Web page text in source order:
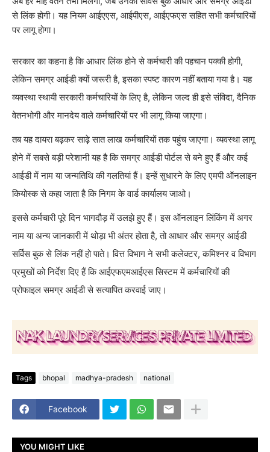
से लिंक होगी। यह नियम आईएएस, आईपीएस, आईएफएस सहित सभी कर्मचारियों
पर लागू होगा।
सरकार का कहना है कि आधार लिंक होने से कर्मचारी की पहचान पक्की होगी,
लेकिन समग्र आईडी क्यों जरूरी है, इसका स्पष्ट कारण नहीं बताया गया है। यह
व्यवस्था स्थायी सरकारी कर्मचारियों के लिए है, लेकिन जल्द ही इसे संविदा, दैनिक
वेतनभोगी और मानदेय वाले कर्मचारियों पर भी लागू किया जाएगा।
तब यह दायरा बढ़कर साढ़े सात लाख कर्मचारियों तक पहुंच जाएगा। व्यवस्था लागू
होने में सबसे बड़ी परेशानी यह है कि समग्र आईडी पोर्टल से बने हुए हैं और कई
आईडी में नाम या जन्मतिथि की गलतियां हैं। इन्हें सुधारने के लिए एमपी ऑनलाइन
कियोस्क से कहा जाता है कि निगम के वार्ड कार्यालय जाओ।
इससे कर्मचारी पूरे दिन भागदौड़ में उलझे हुए हैं। इस ऑनलाइन लिंकिंग में अगर
नाम या अन्य जानकारी में थोड़ा भी अंतर होता है, तो आधार और समग्र आईडी
सर्विस बुक से लिंक नहीं हो पाते। वित्त विभाग ने सभी कलेक्टर, कमिश्नर व विभाग
प्रमुखों को निर्देश दिए हैं कि आईएफएमआईएस सिस्टम में कर्मचारियों की
प्रोफाइल समग्र आईडी से सत्यापित करवाई जाए।
Tags bhopal madhya-pradesh national
Facebook
YOU MIGHT LIKE